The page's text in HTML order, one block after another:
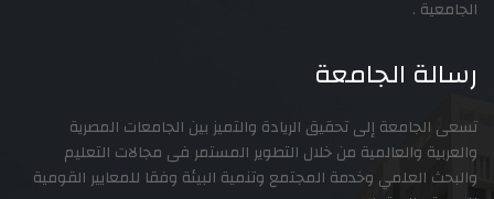
الجامعة
إلى تحقيق الريادة والتميز بين الجامعات المصرية
من خلال التطوير المستمر فى مجالات التعليم
وخدمة المجتمع وتنمية البيئة وفقا للمعايير القومية